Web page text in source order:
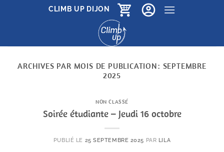
CLIMB UP DIJON
ARCHIVES PAR MOIS DE PUBLICATION: SEPTEMBRE
2025
NON CLASSÉ
Soirée étudiante – Jeudi 16 octobre
PUBLIÉ LE 25 SEPTEMBRE 2025 PAR LILA